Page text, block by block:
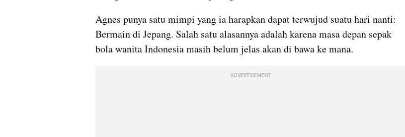
Agnes punya satu mimpi yang ia harapkan dapat terwujud suatu hari nanti:
Bermain di Jepang. Salah satu alasannya adalah karena masa depan sepak
bola wanita Indonesia masih belum jelas akan di bawa ke mana.
ADVERTISEMENT